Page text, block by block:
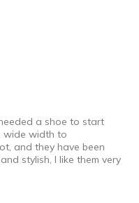
a shoe to start
wide width to
and they have been
stylish, I like them very